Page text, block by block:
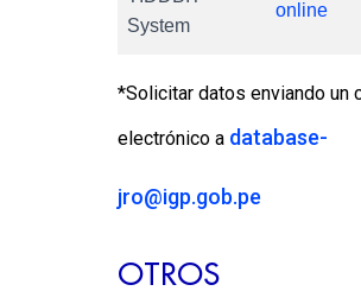
System
online
*Solicitar datos enviando un
electrónico a database-
jro@igp.gob.pe
OTROS